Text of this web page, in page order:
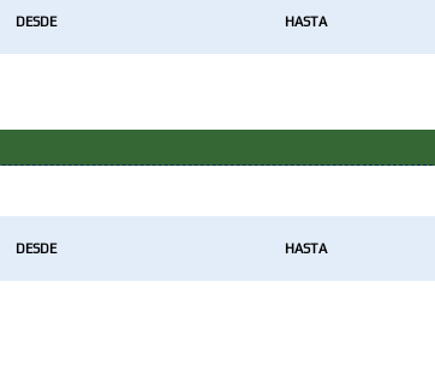
DESDE HASTA
DESDE HASTA